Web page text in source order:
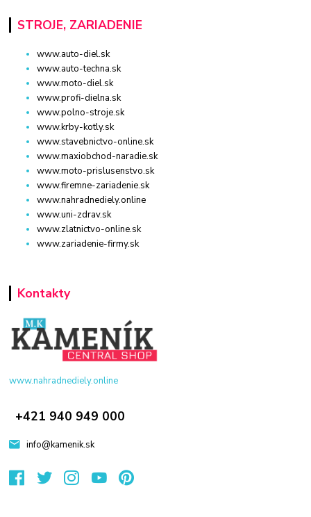
STROJE, ZARIADENIE
www.auto-diel.sk
www.auto-techna.sk
www.moto-diel.sk
www.profi-dielna.sk
www.polno-stroje.sk
www.krby-kotly.sk
www.stavebnictvo-online.sk
www.maxiobchod-naradie.sk
www.moto-prislusenstvo.sk
www.firemne-zariadenie.sk
www.nahradnediely.online
www.uni-zdrav.sk
www.zlatnictvo-online.sk
www.zariadenie-firmy.sk
Kontakty
www.nahradnediely.online
+421 940 949 000
info@kamenik.sk